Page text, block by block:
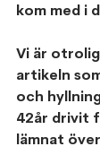
kom med i
Vi är
artikeln
och
42år drivit
lämnat